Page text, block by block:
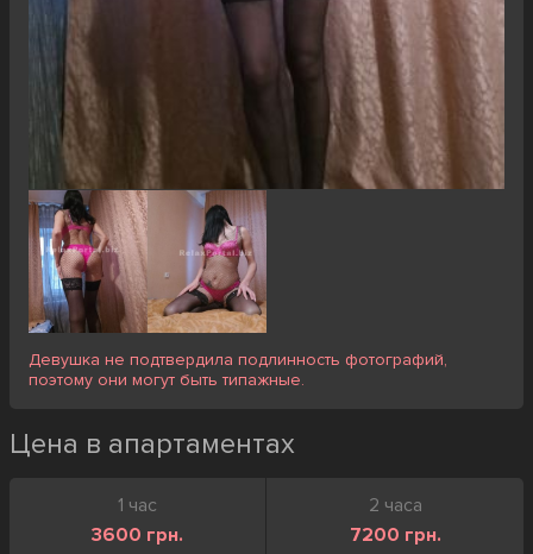
Девушка не подтвердила подлинность фотографий,
поэтому они могут быть типажные.
Цена в апартаментах
1 час
3600 грн.
2 часа
7200 грн.